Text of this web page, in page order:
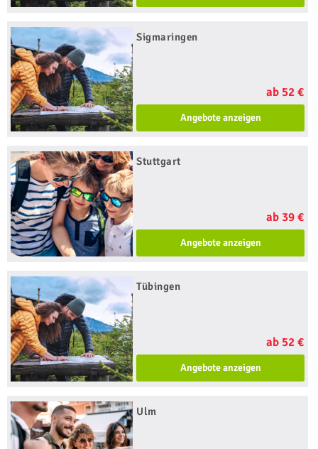
Sigmaringen
ab 52 €
Angebote anzeigen
Stuttgart
ab 39 €
Angebote anzeigen
Tübingen
ab 52 €
Angebote anzeigen
Ulm